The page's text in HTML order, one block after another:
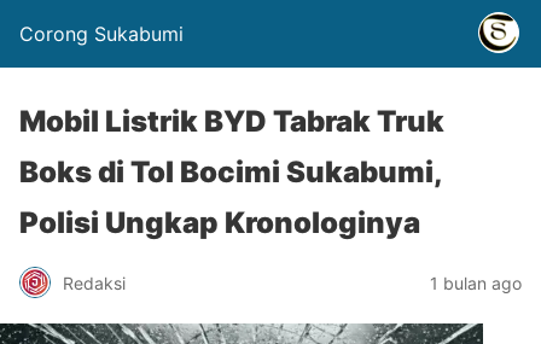
Corong Sukabumi
Mobil Listrik BYD Tabrak Truk
Boks di Tol Bocimi Sukabumi,
Polisi Ungkap Kronologinya
Redaksi 1 bulan ago